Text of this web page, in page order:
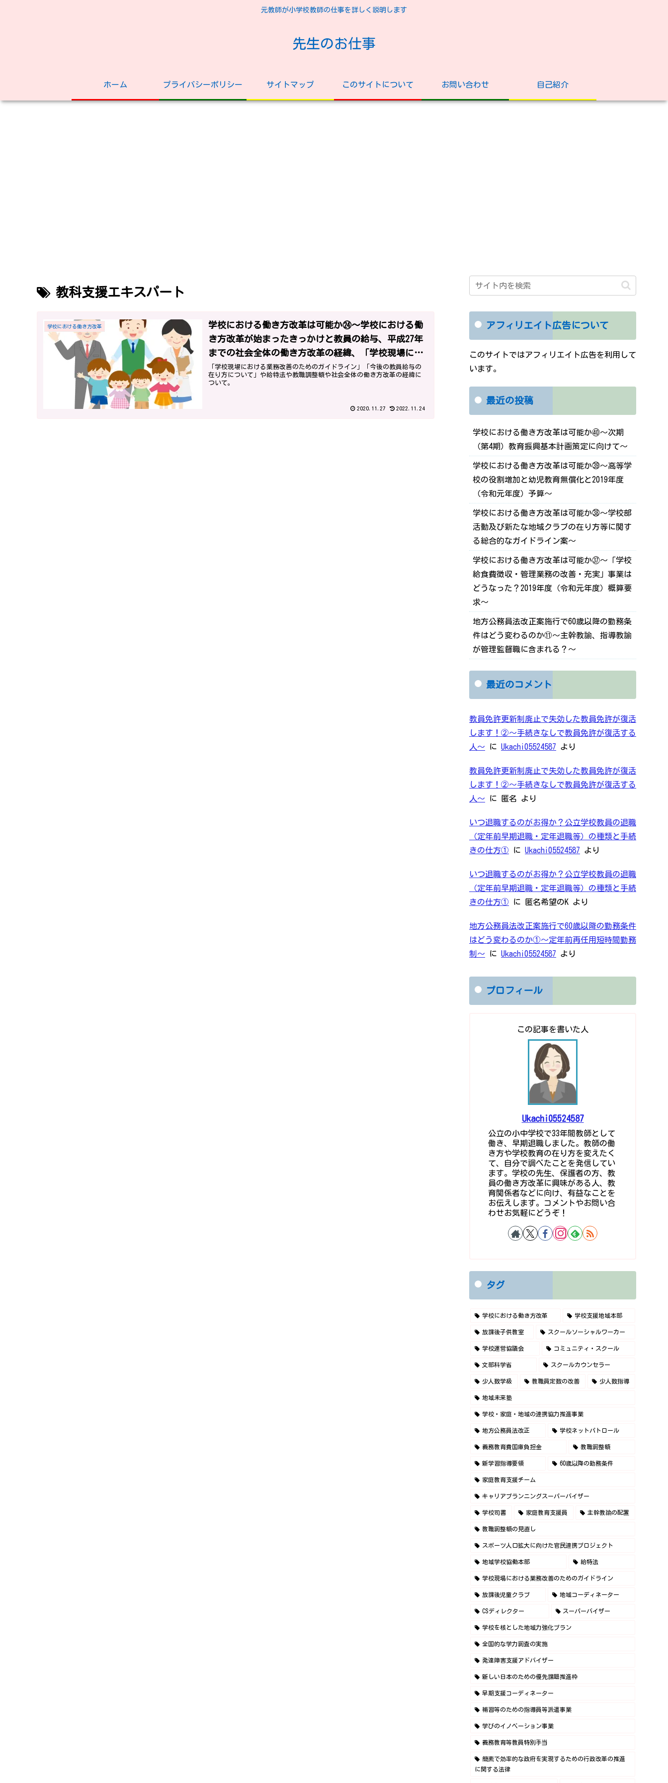
元教師が小学校教師の仕事を詳しく説明します
先生のお仕事
ホーム プライバシーポリシー サイトマップ このサイトについて お問い合わせ 自己紹介
教科支援エキスパート
学校における働き方改革
学校における働き方改革は可能か㉔～学校における働
き方改革が始まったきっかけと教員の給与、平成27年
までの社会全体の働き方改革の経緯、「学校現場にお
ける業務改善のためのガイドライン」～
「学校現場における業務改善のためのガイドライン」「今後の教員給与の
在り方について」や給特法や教職調整額や社会全体の働き方改革の経緯に
ついて。
2020.11.27 2022.11.24
アフィリエイト広告について
このサイトではアフィリエイト広告を利用して
います。
最近の投稿
学校における働き方改革は可能か㊵～次期
（第4期）教育振興基本計画策定に向けて～
学校における働き方改革は可能か㊴～高等学
校の役割増加と幼児教育無償化と2019年度
（令和元年度）予算～
学校における働き方改革は可能か㊳～学校部
活動及び新たな地域クラブの在り方等に関す
る総合的なガイドライン案～
学校における働き方改革は可能か㊲～「学校
給食費徴収・管理業務の改善・充実」事業は
どうなった？2019年度（令和元年度）概算要
求～
地方公務員法改正案施行で60歳以降の勤務条
件はどう変わるのか⑪～主幹教諭、指導教諭
が管理監督職に含まれる？～
最近のコメント
教員免許更新制廃止で失効した教員免許が復活
します！②～手続きなしで教員免許が復活する
人～ に Ukachi05524587 より
教員免許更新制廃止で失効した教員免許が復活
します！②～手続きなしで教員免許が復活する
人～ に 匿名 より
いつ退職するのがお得か？公立学校教員の退職
（定年前早期退職・定年退職等）の種類と手続
きの仕方① に Ukachi05524587 より
いつ退職するのがお得か？公立学校教員の退職
（定年前早期退職・定年退職等）の種類と手続
きの仕方① に 匿名希望のK より
地方公務員法改正案施行で60歳以降の勤務条件
はどう変わるのか①～定年前再任用短時間勤務
制～ に Ukachi05524587 より
プロフィール
この記事を書いた人
Ukachi05524587
公立の小中学校で33年間教師として
働き、早期退職しました。教師の働
き方や学校教育の在り方を変えたく
て、自分で調べたことを発信してい
ます。学校の先生、保護者の方、教
員の働き方改革に興味がある人、教
育関係者などに向け、有益なことを
お伝えします。コメントやお問い合
わせお気軽にどうぞ！
タグ
学校における働き方改革 学校支援地域本部
放課後子供教室 スクールソーシャルワーカー
学校運営協議会 コミュニティ・スクール
文部科学省 スクールカウンセラー
少人数学級 教職員定数の改善 少人数指導
地域未来塾
学校・家庭・地域の連携協力推進事業
地方公務員法改正 学校ネットパトロール
義務教育費国庫負担金 教職調整額
新学習指導要領 60歳以降の勤務条件
家庭教育支援チーム
キャリアプランニングスーパーバイザー
学校司書 家庭教育支援員 主幹教諭の配置
教職調整額の見直し
スポーツ人口拡大に向けた官民連携プロジェクト
地域学校協働本部 給特法
学校現場における業務改善のためのガイドライン
放課後児童クラブ 地域コーディネーター
CSディレクター スーパーバイザー
学校を核とした地域力強化プラン
全国的な学力調査の実施
発達障害支援アドバイザー
新しい日本のための優先課題推進枠
早期支援コーディネーター
補習等のための指導員等派遣事業
学びのイノベーション事業
義務教育等教員特別手当
簡素で効率的な政府を実現するための行政改革の推進
に関する法律